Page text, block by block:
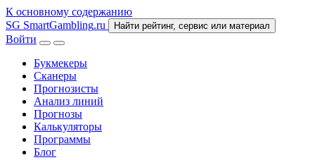
К основному содержанию
SG SmartGambling.ru Найти рейтинг, сервис или материал
Войти
Букмекеры
Сканеры
Прогнозисты
Анализ линий
Прогнозы
Калькуляторы
Программы
Блог